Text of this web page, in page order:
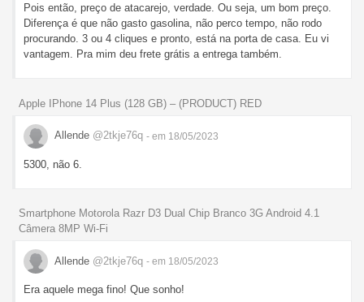
Pois então, preço de atacarejo, verdade. Ou seja, um bom preço.
Diferença é que não gasto gasolina, não perco tempo, não rodo
procurando. 3 ou 4 cliques e pronto, está na porta de casa. Eu vi
vantagem. Pra mim deu frete grátis a entrega também.
Apple IPhone 14 Plus (128 GB) – (PRODUCT) RED
Allende @2tkje76q - em 18/05/2023
5300, não 6.
Smartphone Motorola Razr D3 Dual Chip Branco 3G Android 4.1
Câmera 8MP Wi-Fi
Allende @2tkje76q - em 18/05/2023
Era aquele mega fino! Que sonho!